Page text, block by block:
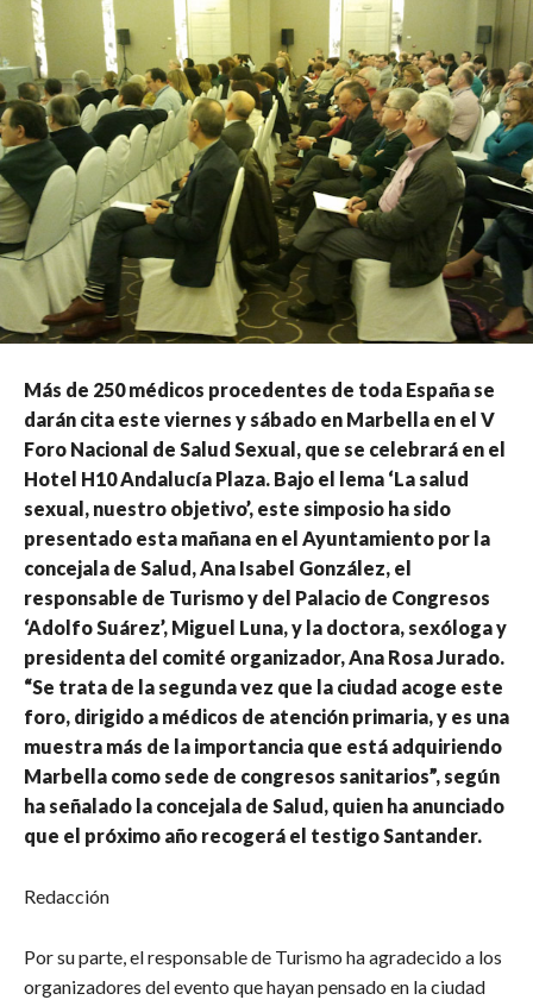
Más de 250 médicos procedentes de toda España se
darán cita este viernes y sábado en Marbella en el V
Foro Nacional de Salud Sexual, que se celebrará en el
Hotel H10 Andalucía Plaza. Bajo el lema ‘La salud
sexual, nuestro objetivo’, este simposio ha sido
presentado esta mañana en el Ayuntamiento por la
concejala de Salud, Ana Isabel González, el
responsable de Turismo y del Palacio de Congresos
‘Adolfo Suárez’, Miguel Luna, y la doctora, sexóloga y
presidenta del comité organizador, Ana Rosa Jurado.
“Se trata de la segunda vez que la ciudad acoge este
foro, dirigido a médicos de atención primaria, y es una
muestra más de la importancia que está adquiriendo
Marbella como sede de congresos sanitarios”, según
ha señalado la concejala de Salud, quien ha anunciado
que el próximo año recogerá el testigo Santander.
Redacción
Por su parte, el responsable de Turismo ha agradecido a los
organizadores del evento que hayan pensado en la ciudad